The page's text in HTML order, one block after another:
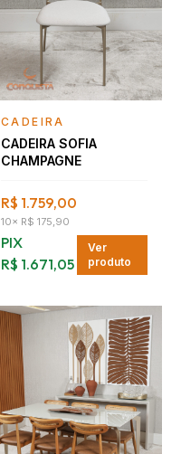
Falar com consultor
CADEIRA
CADEIRA SOFIA
CHAMPAGNE
R$ 1.759,00
10× R$ 175,90
PIX
R$ 1.671,05
Ver
produto